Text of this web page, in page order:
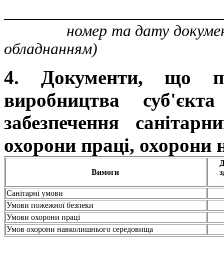
номер та дату документа,
обладнанням)
4. Документи, що
виробництва
забезпечення
охорони праці,
Вимоги
Санітарні умови
Умови пожежної безпеки
Умови охорони праці
Умов охорони навколишнього середовища